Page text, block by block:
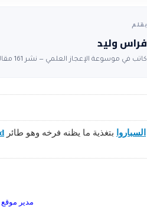
بقلم
فراس وليد
كاتب في موسوعة الإعجاز العلمي — نشر 161 مقالاً.
السباروا بتغذية ما يظنه فرخه وهو طائر
مدير